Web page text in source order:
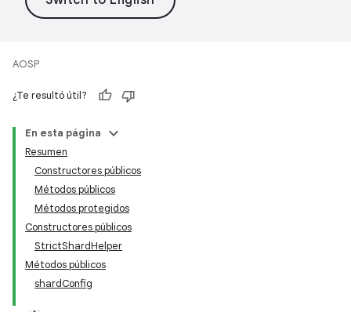
AOSP
¿Te resultó útil?
En esta página
Resumen
Constructores públicos
Métodos públicos
Métodos protegidos
Constructores públicos
StrictShardHelper
Métodos públicos
shardConfig